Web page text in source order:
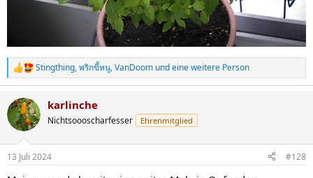
R
e
k
i
e
Stingthing,พริกขี้หนู,VanDoom und eine weitere Person
karlinche
Nichtsoooscharfesser Ehrenmitglied
13 Juli 2024 #128